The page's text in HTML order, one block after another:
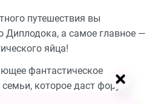
путешествия вы
Диплодока, а самое главное —
яйца!
фантастическое
которое даст фору